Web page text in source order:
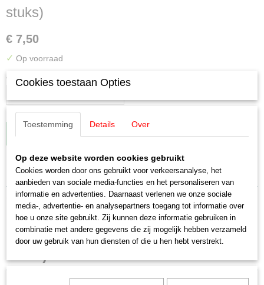
stuks)
€ 7,50
✓ Op voorraad
Aantal
Specificaties
EAN code
4031111044696
Productcode leverancier
E200688
Schaal
Omschrijving
Märklin E200688 Buffer links bruin (4
Cookies toestaan Opties
Toestemming Details Over
Op deze website worden cookies gebruikt
Cookies worden door ons gebruikt voor verkeersanalyse, het
aanbieden van sociale media-functies en het personaliseren van
informatie en advertenties. Daarnaast verlenen we onze sociale
media-, advertentie- en analysepartners toegang tot informatie over
hoe u onze site gebruikt. Zij kunnen deze informatie gebruiken in
combinatie met andere gegevens die zij mogelijk hebben verzameld
door uw gebruik van hun diensten of die u hen hebt verstrekt.